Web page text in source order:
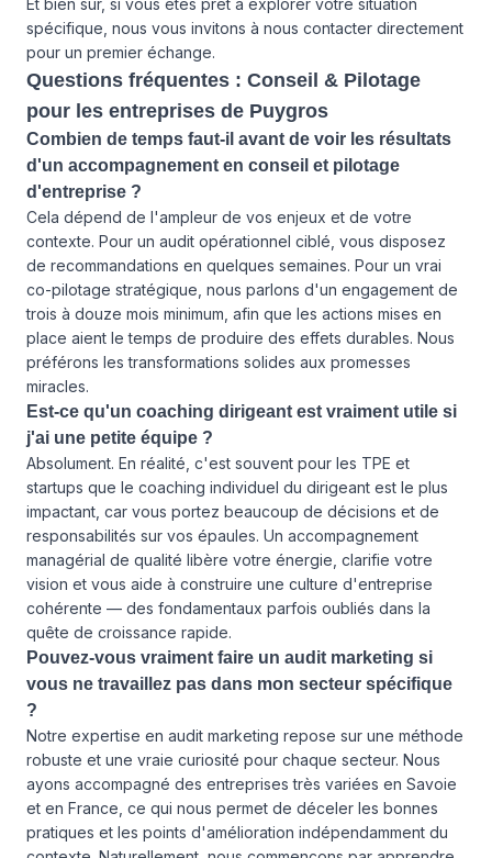
Et bien sûr, si vous êtes prêt à explorer votre situation
spécifique, nous vous invitons à nous contacter directement
pour un premier échange.
Questions fréquentes : Conseil & Pilotage
pour les entreprises de Puygros
Combien de temps faut-il avant de voir les résultats
d'un accompagnement en conseil et pilotage
d'entreprise ?
Cela dépend de l'ampleur de vos enjeux et de votre
contexte. Pour un audit opérationnel ciblé, vous disposez
de recommandations en quelques semaines. Pour un vrai
co-pilotage stratégique, nous parlons d'un engagement de
trois à douze mois minimum, afin que les actions mises en
place aient le temps de produire des effets durables. Nous
préférons les transformations solides aux promesses
miracles.
Est-ce qu'un coaching dirigeant est vraiment utile si
j'ai une petite équipe ?
Absolument. En réalité, c'est souvent pour les TPE et
startups que le coaching individuel du dirigeant est le plus
impactant, car vous portez beaucoup de décisions et de
responsabilités sur vos épaules. Un accompagnement
managérial de qualité libère votre énergie, clarifie votre
vision et vous aide à construire une culture d'entreprise
cohérente — des fondamentaux parfois oubliés dans la
quête de croissance rapide.
Pouvez-vous vraiment faire un audit marketing si
vous ne travaillez pas dans mon secteur spécifique
?
Notre expertise en audit marketing repose sur une méthode
robuste et une vraie curiosité pour chaque secteur. Nous
ayons accompagné des entreprises très variées en Savoie
et en France, ce qui nous permet de déceler les bonnes
pratiques et les points d'amélioration indépendamment du